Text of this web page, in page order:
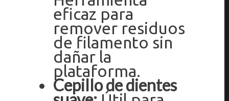
eficaz para
remover residuos
de filamento sin
dañar la
plataforma.
Cepillo de dientes